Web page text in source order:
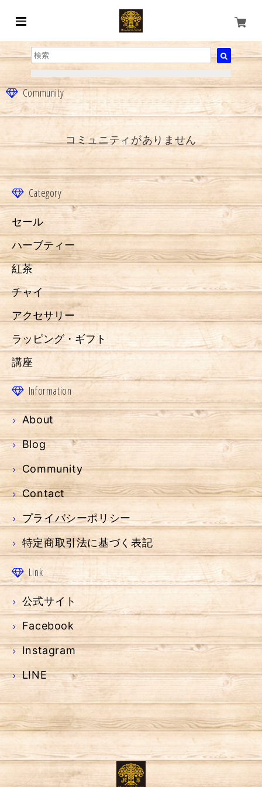
Community
コミュニティがありません
Category
セール
ハーブティー
紅茶
チャイ
アクセサリー
ラッピング・ギフト
講座
Information
About
Blog
Community
Contact
プライバシーポリシー
特定商取引法に基づく表記
Link
公式サイト
Facebook
Instagram
LINE